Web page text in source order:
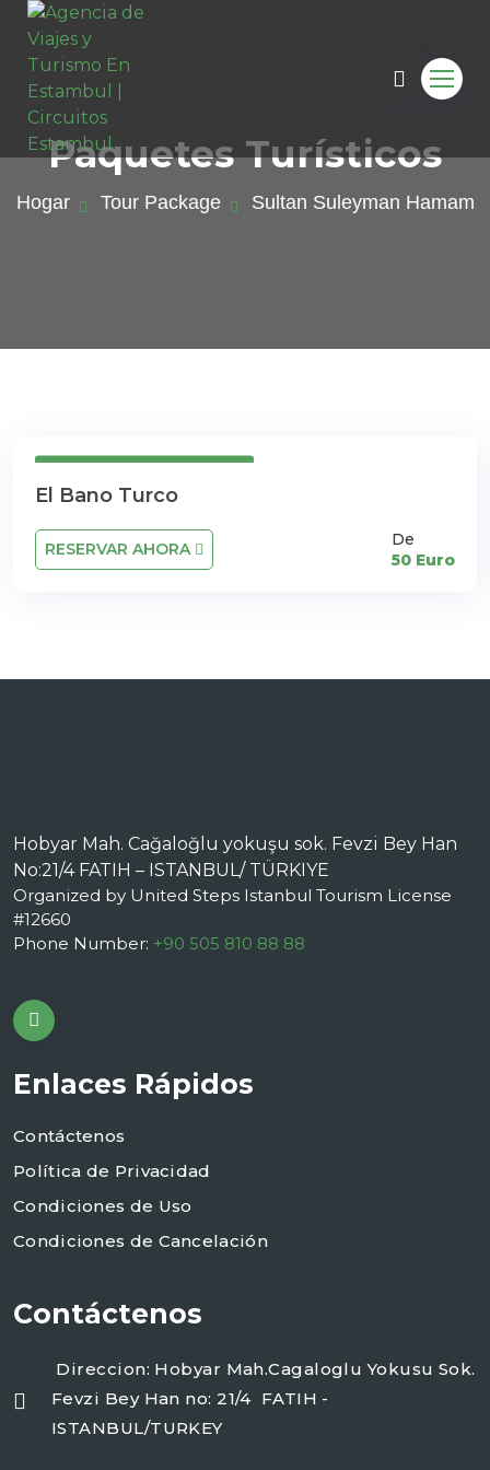
Paquetes Turísticos
Hogar Tour Package Sultan Suleyman Hamam
El Bano Turco
RESERVAR AHORA
De
50 Euro
Hobyar Mah. Cağaloğlu yokuşu sok. Fevzi Bey Han
No:21/4 FATIH – ISTANBUL/ TÜRKIYE
Organized by United Steps Istanbul Tourism License
#12660
Phone Number: +90 505 810 88 88
Enlaces Rápidos
Contáctenos
Política de Privacidad
Condiciones de Uso
Condiciones de Cancelación
Contáctenos
Direccion: Hobyar Mah.Cagaloglu Yokusu Sok.
Fevzi Bey Han no: 21/4 FATIH -
ISTANBUL/TURKEY